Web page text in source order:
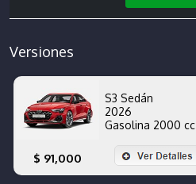
Versiones
$ 91,000
S3 Sedán
2026
Gasolina 2000 cc